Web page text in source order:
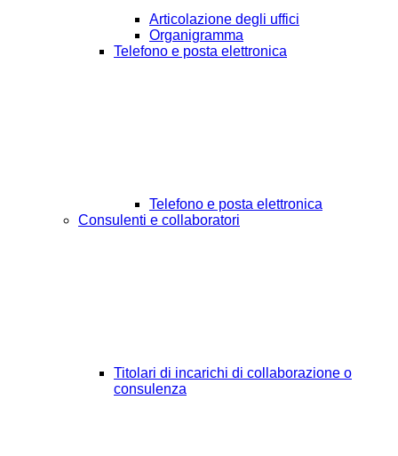
Articolazione degli uffici
Organigramma
Telefono e posta elettronica
Telefono e posta elettronica
Consulenti e collaboratori
Titolari di incarichi di collaborazione o
consulenza